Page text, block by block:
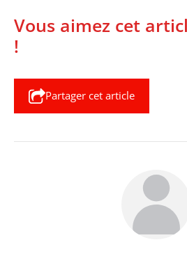
Vous aimez cet
!
Partager cet article